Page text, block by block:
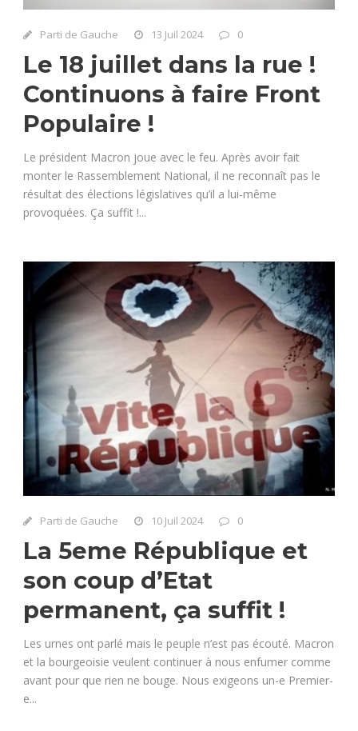
Parti de Gauche 13 Juil 2024 0
Le 18 juillet dans la rue !
Continuons à faire Front
Populaire !
Le président Macron joue avec le feu. Après avoir fait
monter le Rassemblement National, il ne reconnaît pas le
résultat des élections législatives qu’il a lui-même
provoquées. Ça suffit !...
Parti de Gauche 10 Juil 2024 0
La 5eme République et
son coup d’Etat
permanent, ça suffit !
Les urnes ont parlé mais le peuple n’est pas écouté. Macron
et la bourgeoisie veulent continuer à nous enfumer comme
avant pour que rien ne bouge. Nous exigeons un-e Premier-
e...